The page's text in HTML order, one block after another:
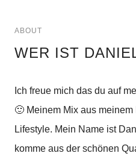
ABOUT
WER IST
Ich freue mich das du auf
🙂 Meinem Mix aus
Lifestyle. Mein Name ist
komme aus der schönen